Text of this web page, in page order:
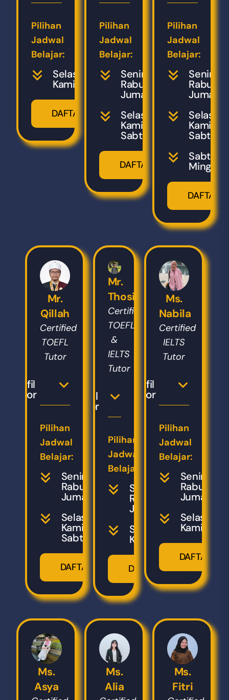
Ms.
Alia
Ms.
Asya
Ms.
Fitri
Pilihan
Jadwal
Belajar:
Selasa,
Kamis
DAFTAR
Pilihan
Jadwal
Belajar:
Senin,
Rabu,
Jumat
Selasa,
Kamis,
Sabtu
DAFTAR
Ms.
Nabila
Certified
IELTS
Tutor
Profil
Tutor
Pilihan
Jadwal
Belajar:
Senin,
Rabu,
Jumat
Selasa,
Kamis
DAFTAR
Pilihan
Jadwal
Belajar:
Senin,
Rabu,
Jumat
Selasa,
Kamis,
Sabtu
Sabtu,
Minggu
DAFTAR
Mr.
Qillah
Certified
TOEFL
Tutor
Profil
Tutor
Pilihan
Jadwal
Belajar:
Senin,
Rabu,
Jumat
Selasa,
Kamis,
Sabtu
DAFTAR
Mr.
Thosin
Certified
TOEFL
&
IELTS
Tutor
Profil
Tutor
Pilihan
Jadwal
Belajar:
Senin,
Rabu,
Jumat
Selasa,
Kamis
DAFTAR